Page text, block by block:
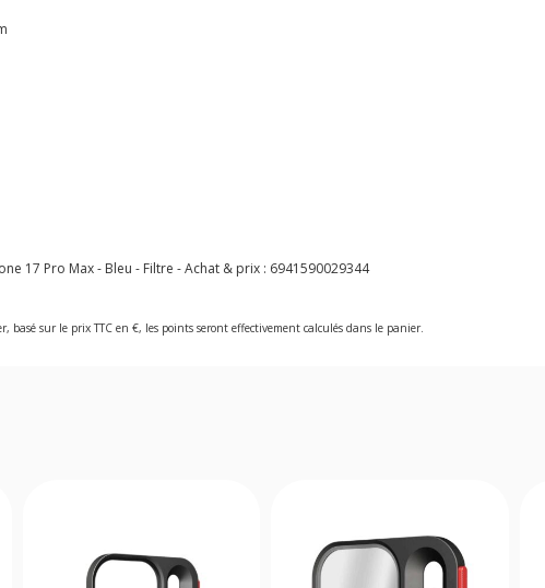
17 Pro Max - Bleu - Filtre - Achat & prix : 6941590029344
basé sur le prix TTC en €, les points seront effectivement calculés dans le panier.